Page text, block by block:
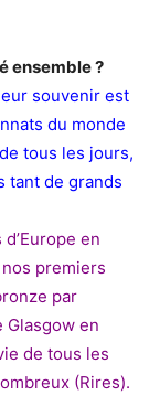
ensemble ?
souvenir est
du monde
tous les jours,
tant de grands
en
premiers
par
Glasgow en
de tous les
(Rires).